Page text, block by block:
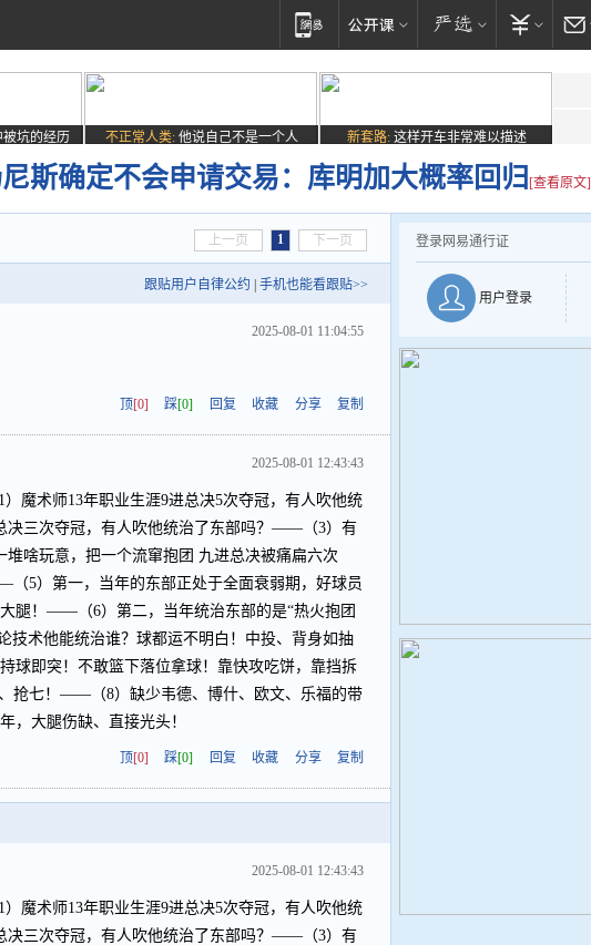
坑的经历 不正常人类: 他说自己不是一个人 新套路: 这样开车非常难以描述
斯确定不会申请交易：库明加大概率回归 [查看原文]
上一页 1 下一页
跟贴用户自律公约 手机也能看跟贴>>
2025-08-01 11:04:55
顶[0] 踩[0] 回复 收藏 分享 复制
2025-08-01 12:43:43
术师13年职业生涯9进总决5次夺冠，有人吹他统
三次夺冠，有人吹他统治了东部吗？——（3）有
啥玩意，把一个流窜抱团 九进总决被痛扁六次
5）第一，当年的东部正处于全面衰弱期，好球员
腿！——（6）第二，当年统治东部的是“热火抱团
术他能统治谁？球都运不明白！中投、背身如抽
球即突！不敢篮下落位拿球！靠快攻吃饼，靠挡拆
抢七！——（8）缺少韦德、博什、欧文、乐福的带
，大腿伤缺、直接光头！
顶[0] 踩[0] 回复 收藏 分享 复制
2025-08-01 12:43:43
术师13年职业生涯9进总决5次夺冠，有人吹他统
三次夺冠，有人吹他统治了东部吗？——（3）有
登录网易通行证
用户登录